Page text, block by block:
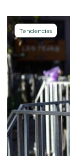
Tendencias